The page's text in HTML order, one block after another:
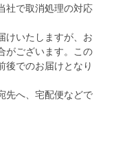
社で取消処理の対応
けいたしますが、お
がございます。この
後でのお届けとなり
先へ、宅配便などで